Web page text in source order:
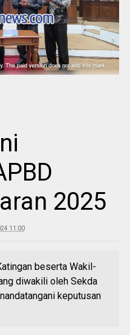
2025
11:00
beserta Wakil-
diwakili oleh Sekda
keputusan